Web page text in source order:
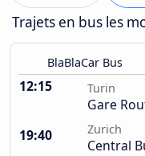
Trajets en bus les
BlaBlaCar Bus
12:15 Turin
Gare
19:40
Zurich
Central